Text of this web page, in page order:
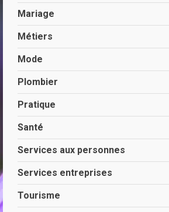
Mariage
Métiers
Mode
Plombier
Pratique
Santé
Services aux personnes
Services entreprises
Tourisme